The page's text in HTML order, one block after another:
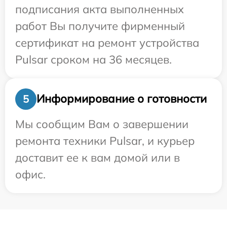
подписания акта выполненных
работ Вы получите фирменный
сертификат на ремонт устройства
Pulsar сроком на 36 месяцев.
5
Информирование о готовности
Мы сообщим Вам о завершении
ремонта техники Pulsar, и курьер
доставит ее к вам домой или в
офис.